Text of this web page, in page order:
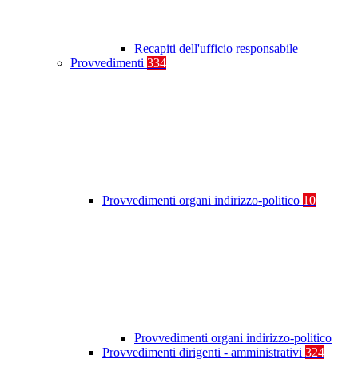
Recapiti dell'ufficio responsabile
Provvedimenti 334
Provvedimenti organi indirizzo-politico 10
Provvedimenti organi indirizzo-politico
Provvedimenti dirigenti - amministrativi 324